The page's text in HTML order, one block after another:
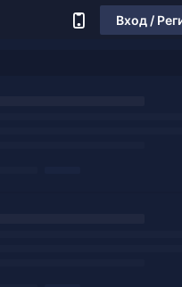
Вход /